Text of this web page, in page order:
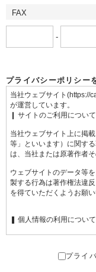
FAX
-
プライバシーポリシー
プライ